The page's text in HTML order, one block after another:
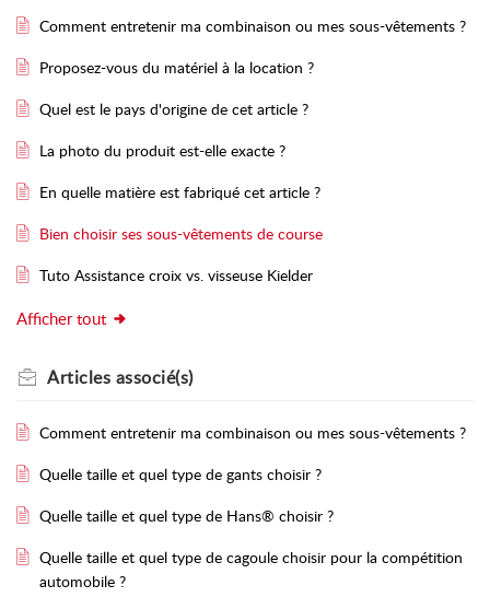
Comment entretenir ma combinaison ou mes sous-vêtements ?
Proposez-vous du matériel à la location ?
Quel est le pays d'origine de cet article ?
La photo du produit est-elle exacte ?
En quelle matière est fabriqué cet article ?
Bien choisir ses sous-vêtements de course
Tuto Assistance croix vs. visseuse Kielder
Afficher tout
Articles associé(s)
Comment entretenir ma combinaison ou mes sous-vêtements ?
Quelle taille et quel type de gants choisir ?
Quelle taille et quel type de Hans® choisir ?
Quelle taille et quel type de cagoule choisir pour la compétition
automobile ?